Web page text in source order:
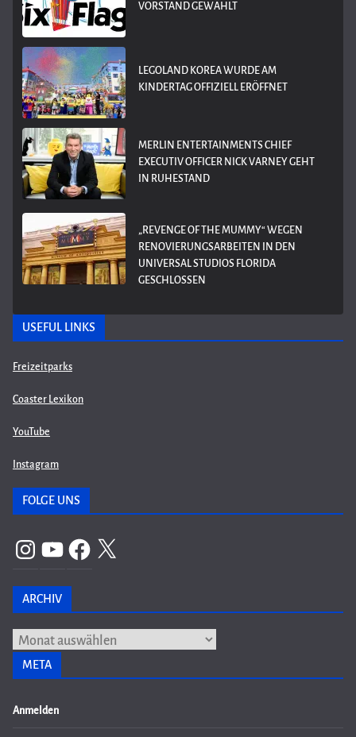
VORSTAND GEWÄHLT
LEGOLAND KOREA WURDE AM
KINDERTAG OFFIZIELL ERÖFFNET
MERLIN ENTERTAINMENTS CHIEF
EXECUTIV OFFICER NICK VARNEY GEHT
IN RUHESTAND
„REVENGE OF THE MUMMY“ WEGEN
RENOVIERUNGSARBEITEN IN DEN
UNIVERSAL STUDIOS FLORIDA
GESCHLOSSEN
USEFUL LINKS
Freizeitparks
Coaster Lexikon
YouTube
Instagram
FOLGE UNS
InstagramYouTubeFacebook
X
ARCHIV
Archiv
META
Anmelden